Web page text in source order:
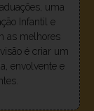
uma
Infantil e
as melhores
é criar um
envolvente e